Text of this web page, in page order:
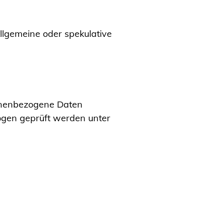
oder spekulative
Daten
geprüft werden unter